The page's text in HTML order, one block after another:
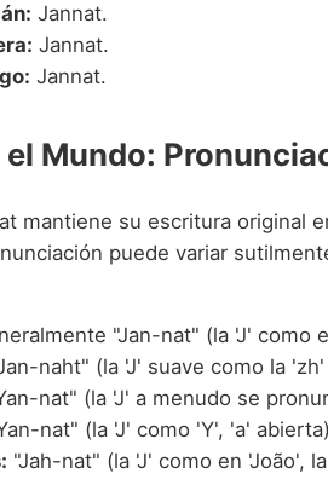
Jannat.
Jannat.
Jannat.
Mundo:
mantiene su escritura original
puede variar
"Jan-nat" (la 'J' como
naht" (la 'J' suave como la
nat" (la 'J' a menudo se
nat" (la 'J' como 'Y', 'a'
"Jah-nat" (la 'J' como en 'João',